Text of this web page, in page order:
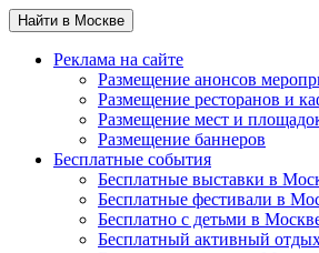
Найти в Москве
Реклама на сайте
Размещение анонсов
Размещение ресторанов и
Размещение мест и
Размещение баннеров
Бесплатные события
Бесплатные выставки в
Бесплатные фестивали в
Бесплатно с детьми в
Бесплатный активный